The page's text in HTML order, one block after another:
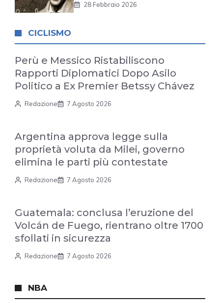
28 Febbraio 2026
CICLISMO
Perù e Messico Ristabiliscono
Rapporti Diplomatici Dopo Asilo
Politico a Ex Premier Betssy Chávez
Redazione 7 Agosto 2026
Argentina approva legge sulla
proprietà voluta da Milei, governo
elimina le parti più contestate
Redazione 7 Agosto 2026
Guatemala: conclusa l’eruzione del
Volcán de Fuego, rientrano oltre 1700
sfollati in sicurezza
Redazione 7 Agosto 2026
NBA